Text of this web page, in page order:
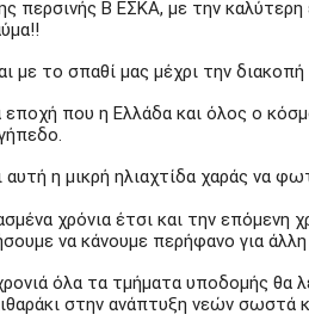
περσινής Β ΕΣΚΑ, με την
με το σπαθί μας μέχρι την
εποχή που η Ελλάδα και όλος ο
αυτή η μικρή ηλιαχτίδα χαράς
χρόνια έτσι και την επόμενη
να κάνουμε περήφανο για
όλα τα τμήματα υποδομής θα
στην ανάπτυξη νεών